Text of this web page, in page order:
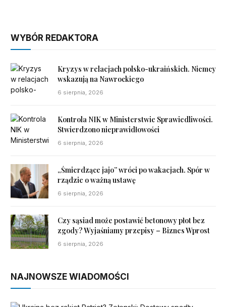
WYBÓR REDAKTORA
Kryzys w relacjach polsko-ukraińskich. Niemcy
wskazują na Nawrockiego
6 sierpnia, 2026
Kontrola NIK w Ministerstwie Sprawiedliwości.
Stwierdzono nieprawidłowości
6 sierpnia, 2026
„Śmierdzące jajo” wróci po wakacjach. Spór w
rządzie o ważną ustawę
6 sierpnia, 2026
Czy sąsiad może postawić betonowy płot bez
zgody? Wyjaśniamy przepisy – Biznes Wprost
6 sierpnia, 2026
NAJNOWSZE WIADOMOŚCI